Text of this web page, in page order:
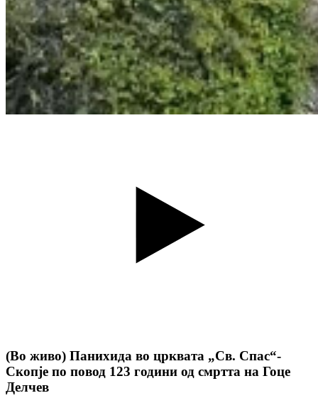
(Во живо) Панихида во црквата „Св. Спас“-
Скопје по повод 123 години од смртта на Гоце
Делчев